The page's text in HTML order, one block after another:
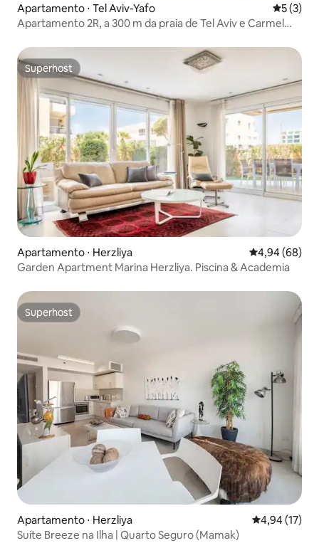
Apartamento ⋅ Tel Aviv-Yafo 5 de
5 (3)
Apartamento 2R, a 300 m da praia de Tel Aviv e Carmel
Superhost
Superhost
Apartamento ⋅ Herzliya 4,94 de uma
4,94 (68)
Garden Apartment Marina Herzliya. Piscina & Academia
Superhost
Superhost
Apartamento ⋅ Herzliya 4,94 de uma
4,94 (17)
Suíte Breeze na Ilha | Quarto Seguro (Mamak)